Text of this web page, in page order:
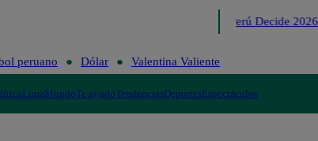
Perú Decide 2026
peruano Dólar Valentina Valiente
LimaMundoTe ayudoTendenciasDeportesEspectáculos